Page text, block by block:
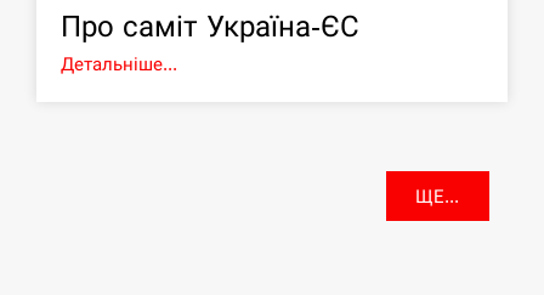
Про саміт Україна-ЄС
Детальніше...
ЩЕ...